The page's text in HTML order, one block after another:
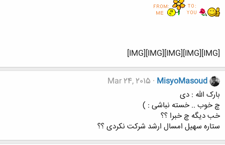
[IMG][IMG][IMG][IMG][IMG]
MisyoMasoud
Mar 24, 2015
بارک الله : دی
چ خوب .. خسته نباشی : )
خب دیگه چ خبرا ؟؟
ستاره سهیل امسال ارشد شرکت نکردی ؟؟